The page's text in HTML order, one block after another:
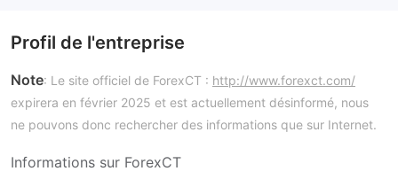
Profil de l'entreprise
Note: Le site officiel de ForexCT : http://www.forexct.com/
expirera en février 2025 et est actuellement désinformé, nous
ne pouvons donc rechercher des informations que sur Internet.
Informations sur ForexCT